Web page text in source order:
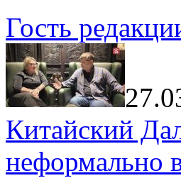
Гость
Китайский
неформально